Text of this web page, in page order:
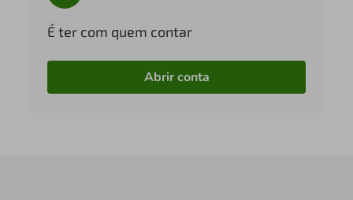
É ter com quem contar
Abrir conta